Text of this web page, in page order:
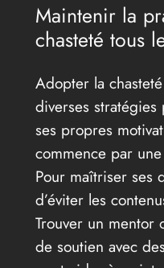
Maintenir la
chasteté tous
Adopter la
diverses
ses propres
commence par
Pour maîtriser ses
d’éviter les
Trouver un
de soutien avec